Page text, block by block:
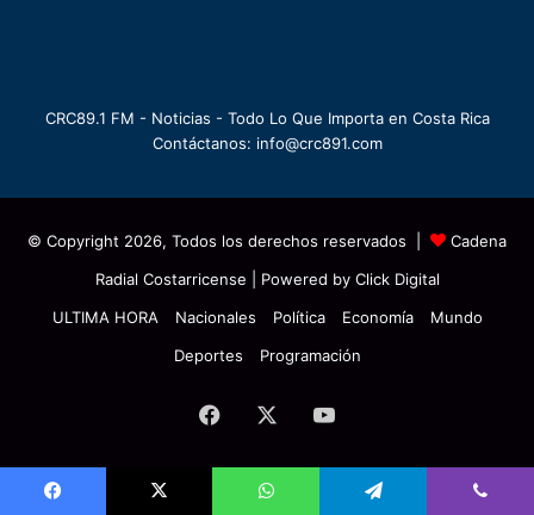
CRC89.1 FM - Noticias - Todo Lo Que Importa en Costa Rica
Contáctanos: info@crc891.com
© Copyright 2026, Todos los derechos reservados |
Cadena
Radial Costarricense | Powered by Click Digital
ULTIMA HORA
Nacionales Política Economía
Mundo
Deportes
Programación
Facebook YouTube